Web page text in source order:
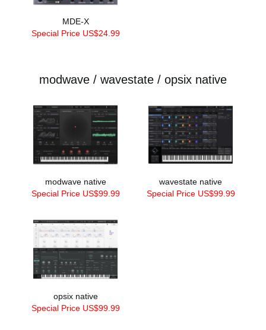
MDE-X
Special Price US$24.99
modwave / wavestate / opsix native
modwave native
Special Price US$99.99
wavestate native
Special Price US$99.99
opsix native
Special Price US$99.99